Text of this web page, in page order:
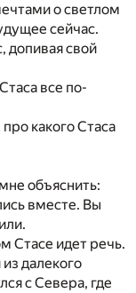
о светлом
сейчас.
допивая свой
все по-
какого Стаса
объяснить:
вместе. Вы
Стасе идет речь.
далекого
с Севера, где